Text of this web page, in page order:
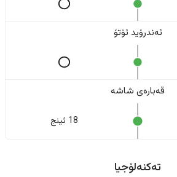
ئەندرۆید ئۆتۆ
قەبارەی شاشە
18 ئینج
تەکنەلۆجیا